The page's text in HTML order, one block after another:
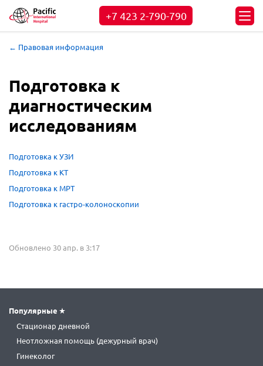
+7 423 2-790-790
← Правовая информация
Подготовка к
диагностическим
исследованиям
Подготовка к УЗИ
Подготовка к КТ
Подготовка к МРТ
Подготовка к гастро-колоноскопии
Обновлено 30 апр. в 3:17
Популярные
Стационар дневной
Неотложная помощь (дежурный врач)
Гинеколог